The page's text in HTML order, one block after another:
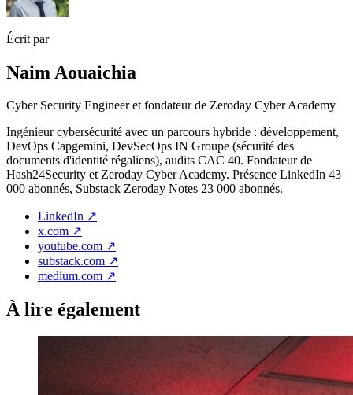
Écrit par
Naim Aouaichia
Cyber Security Engineer et fondateur de Zeroday Cyber Academy
Ingénieur cybersécurité avec un parcours hybride : développement,
DevOps Capgemini, DevSecOps IN Groupe (sécurité des
documents d'identité régaliens), audits CAC 40. Fondateur de
Hash24Security et Zeroday Cyber Academy. Présence LinkedIn 43
000 abonnés, Substack Zeroday Notes 23 000 abonnés.
LinkedIn ↗
x.com ↗
youtube.com ↗
substack.com ↗
medium.com ↗
À lire également